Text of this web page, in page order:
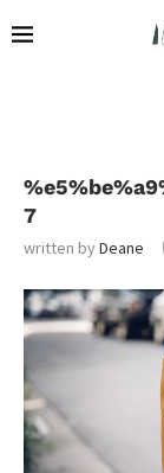
7
written byDeane